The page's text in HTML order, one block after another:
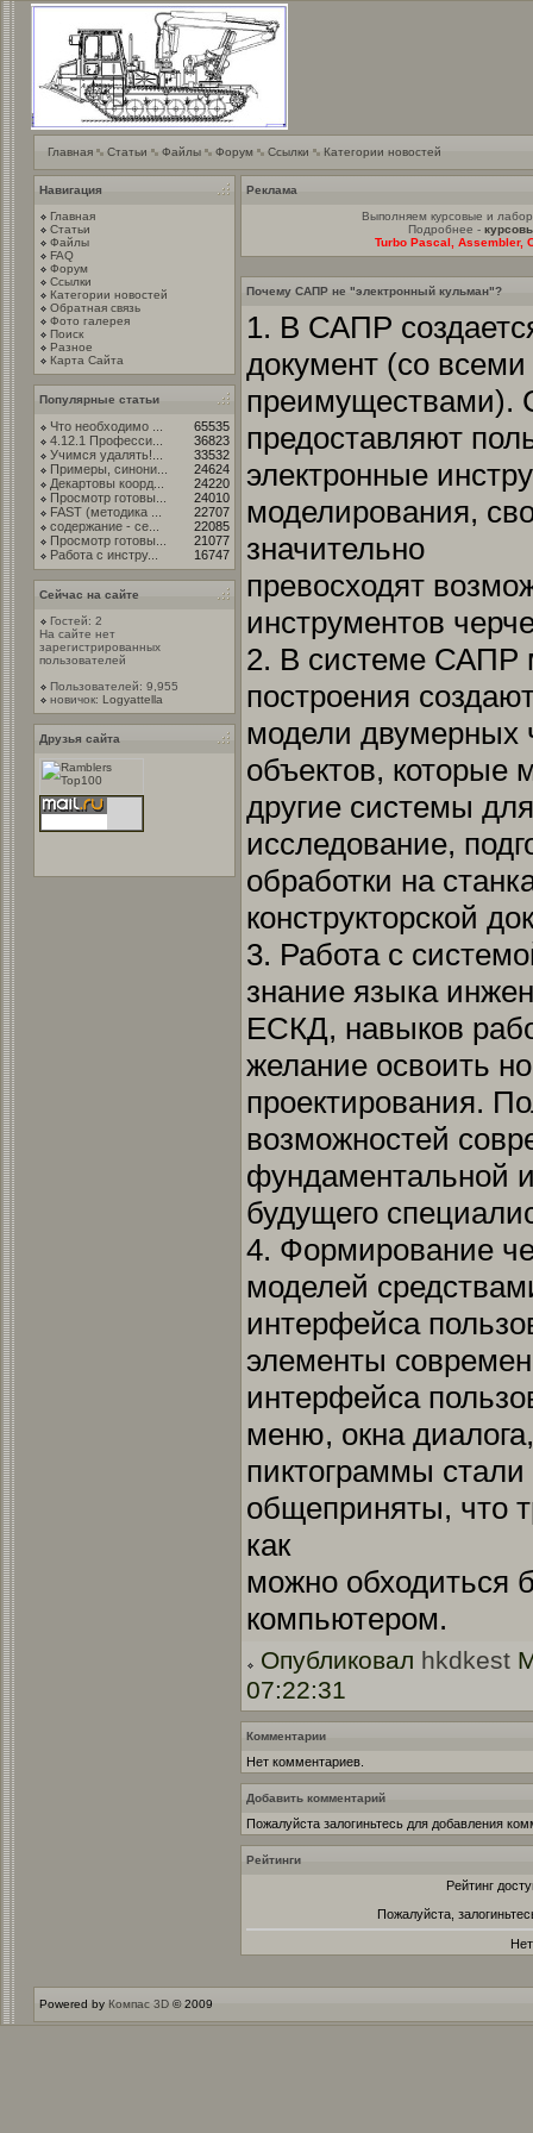
Главная Статьи Файлы Форум Ссылки Категории новостей
Навигация
Главная
Статьи
Файлы
FAQ
Форум
Ссылки
Категории новостей
Обратная связь
Фото галерея
Поиск
Разное
Карта Сайта
Популярные статьи
Что необходимо ...
65535
4.12.1 Професси...
36823
Учимся удалять!...
33532
Примеры, синони...
24624
Декартовы коорд...
24220
Просмотр готовы...
24010
FAST (методика ...
22707
содержание - се...
22085
Просмотр готовы...
21077
Работа с инстру...
16747
Сейчас на сайте
Гостей: 2
На сайте нет
зарегистрированных
пользователей
Пользователей: 9,955
новичок: Logyattella
Друзья сайта
Реклама
Выполняем курсовые и
Подробнее -
Turbo Pascal, Assembler,
Почему САПР не "электронный кульман"?
1. В САПР
документ (со всеми
преимуществами).
предоставляют
электронные
моделирования,
значительно
превосходят
инструментов
2. В системе САПР
построения
модели двумерных
объектов, которые
другие системы
исследование,
обработки на
конструкторской
3. Работа с
знание языка
ЕСКД, навыков
желание освоить
проектирования.
возможностей
фундаментальной
будущего
4. Формирование
моделей
интерфейса
элементы
интерфейса
меню, окна
пиктограммы стали
общеприняты, что
как
можно обходиться
компьютером.
Опубликовал hkdkest
07:22:31
Комментарии
Нет комментариев.
Добавить комментарий
Пожалуйста залогиньтесь для добавления
Рейтинги
Рейтинг
Пожалуйста,
Powered by Компас 3D © 2009